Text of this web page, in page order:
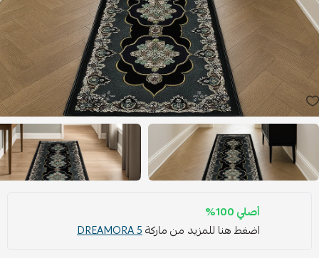
أصلي 100%
اضغط هنا للمزيد من ماركةDREAMORA 5